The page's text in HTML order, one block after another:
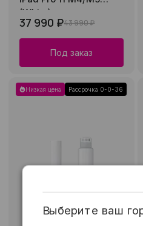
(White)
37 990 ₽43 990 ₽
Под заказ
Низкая цена Рассрочка 0-0-36
Выберите ваш